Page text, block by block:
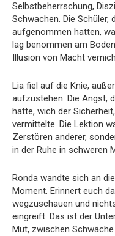
Selbstbeherrschung,
Schwachen. Die Schüler,
aufgenommen hatten,
lag benommen am
Illusion von Macht
Lia fiel auf die Knie,
aufzustehen. Die Angst,
hatte, wich der
vermittelte. Die Lektion
Zerstören anderer,
in der Ruhe in schweren
Ronda wandte sich an
Moment. Erinnert euch
wegzuschauen und
eingreift. Das ist der
Mut, zwischen